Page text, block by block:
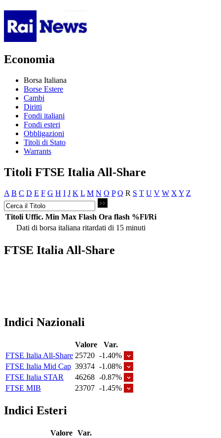
Economia
Borsa Italiana
Borse Estere
Cambi
Diritti
Fondi italiani
Fondi esteri
Obbligazioni
Titoli di Stato
Warrants
Titoli FTSE Italia All-Share
A B C D E F G H I J K L M N O P Q R S T U V W X Y Z
Titoli Uffic. Min Max Flash Ora flash %Fl/Ri
Dati di borsa italiana ritardati di 15 minuti
FTSE Italia All-Share
Indici Nazionali
Valore
Var.
FTSE Italia All-Share 25720 -1.40%
FTSE Italia Mid Cap 39374 -1.08%
FTSE Italia STAR
46268 -0.87%
FTSE MIB
23707 -1.45%
Indici Esteri
Valore Var.